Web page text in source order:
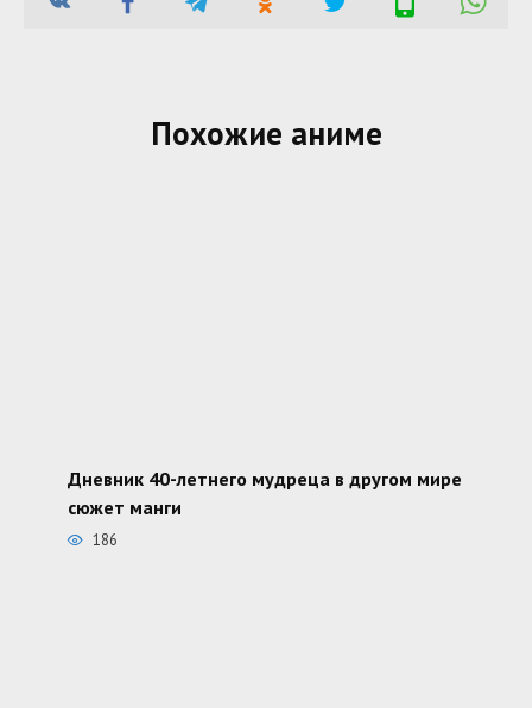
Похожие аниме
Дневник 40-летнего мудреца в другом мире
сюжет манги
186